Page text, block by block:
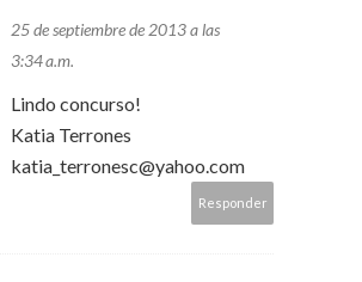
25 de septiembre de 2013 a las
3:34 a.m.
Lindo concurso!
Katia Terrones
katia_terronesc@yahoo.com
Responder